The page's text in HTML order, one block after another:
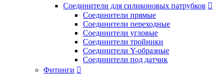
Соединители для силиконовых патрубков 
Соединители прямые
Соединители переходные
Соединители угловые
Соединители тройники
Соединители Y-образные
Соединители под датчик
Фитинги 